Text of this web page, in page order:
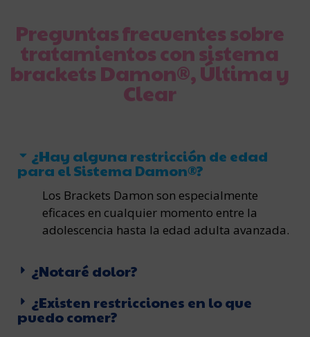
Preguntas frecuentes sobre
tratamientos con sistema
brackets Damon®, Última y
Clear
¿Hay alguna restricción de edad
para el Sistema Damon®?
Los Brackets Damon son especialmente
eficaces en cualquier momento entre la
adolescencia hasta la edad adulta avanzada.
¿Notaré dolor?
¿Existen restricciones en lo que
puedo comer?